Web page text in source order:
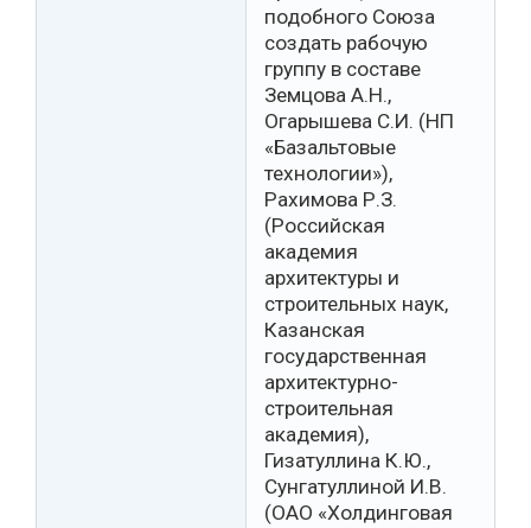
подобного Союза
создать рабочую
группу в составе
Земцова А.Н.,
Огарышева С.И. (НП
«Базальтовые
технологии»),
Рахимова Р.З.
(Российская
академия
архитектуры и
строительных наук,
Казанская
государственная
архитектурно-
строительная
академия),
Гизатуллина К.Ю.,
Сунгатуллиной И.В.
(ОАО «Холдинговая